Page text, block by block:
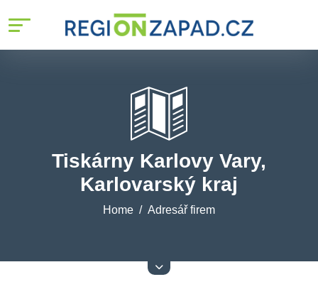
Tiskárny Karlovy Vary,
Karlovarský kraj
Home Adresář firem